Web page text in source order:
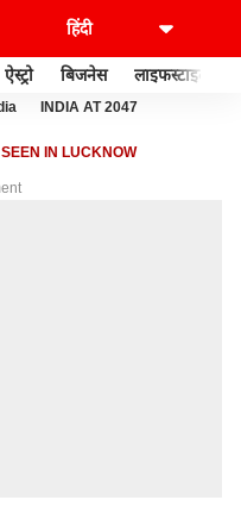
ऐस्ट्रो बिजनेस लाइफस्टाइल
INDIA AT 2047
IN LUCKNOW